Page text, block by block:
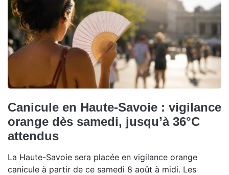
Canicule en Haute-Savoie : vigilance
orange dès samedi, jusqu’à 36°C
attendus
La Haute-Savoie sera placée en vigilance orange
canicule à partir de ce samedi 8 août à midi. Les